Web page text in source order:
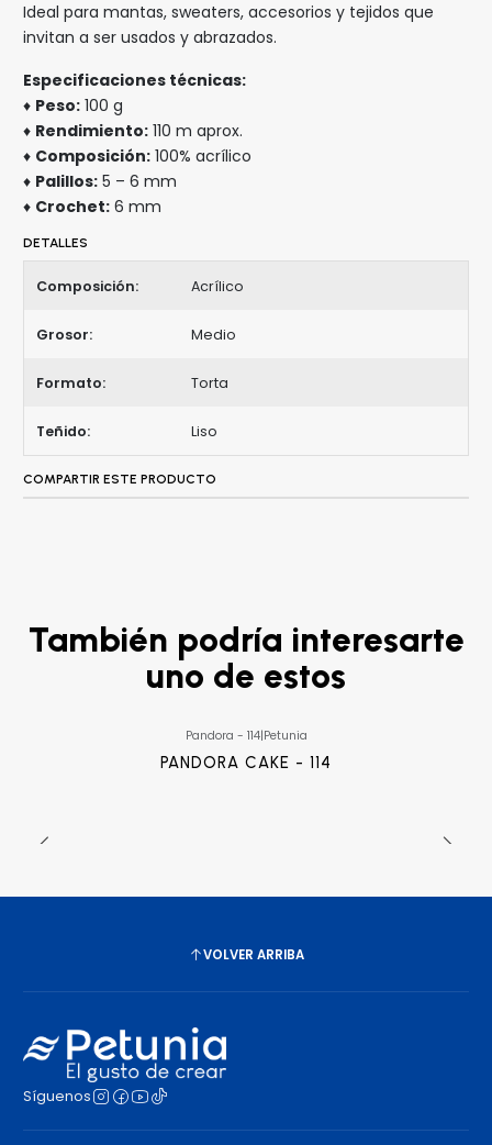
Ideal para mantas, sweaters, accesorios y tejidos que
invitan a ser usados y abrazados.
Especificaciones técnicas:
♦ Peso: 100 g
♦ Rendimiento: 110 m aprox.
♦ Composición: 100% acrílico
♦ Palillos: 5 – 6 mm
♦ Crochet: 6 mm
DETALLES
Composición: Acrílico
Grosor: Medio
Formato: Torta
Teñido: Liso
COMPARTIR ESTE PRODUCTO
También podría interesarte
uno de estos
Pandora - 114|Petunia
PANDORA CAKE - 114
VOLVER ARRIBA
Síguenos